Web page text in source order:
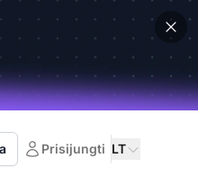
Prisijungti LT